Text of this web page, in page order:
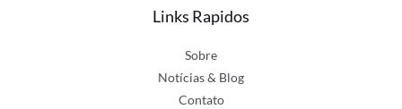
Links Rapidos
Sobre
Notícias & Blog
Contato